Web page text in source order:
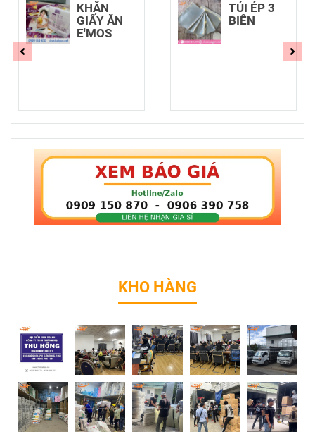
KHĂN
GIẤY ĂN
E'MOS
TÚI ÉP 3
BIÊN
KHO HÀNG